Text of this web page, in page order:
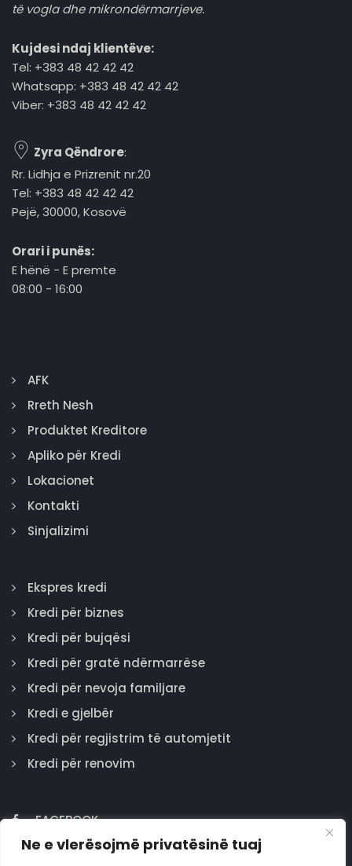
Ne e vlerësojmë privatësinë tuaj
të vogla dhe mikrondërmarrjeve.
Kujdesi ndaj klientëve:
Tel: +383 48 42 42 42
Whatsapp: +383 48 42 42 42
Viber: +383 48 42 42 42
Zyra Qëndrore:
Rr. Lidhja e Prizrenit nr.20
Tel: +383 48 42 42 42
Pejë, 30000, Kosovë
Orari i punës:
E hënë - E premte
08:00 - 16:00
AFK
Rreth Nesh
Produktet Kreditore
Apliko për Kredi
Lokacionet
Kontakti
Sinjalizimi
Ekspres kredi
Kredi për biznes
Kredi për bujqësi
Kredi për gratë ndërmarrëse
Kredi për nevoja familjare
Kredi e gjelbër
Kredi për regjistrim të automjetit
Kredi për renovim
FACEBOOK
GOOGLE